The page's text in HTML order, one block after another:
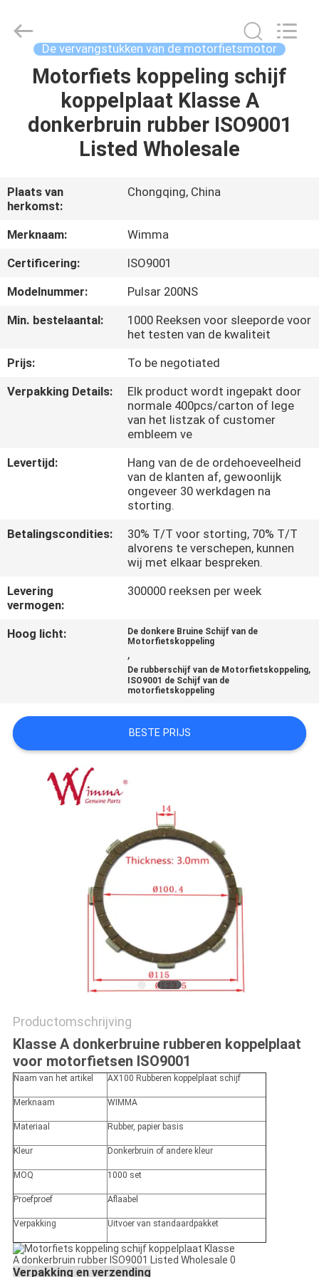
THUIS
PRODUCTEN
OVER
ONS
FABRIEKSTOCHT
KWALITEITSCONTROLE
NIEUWS
OFFERTE
PRIVACYBELEID
Spare
Parts
De vervangstukken van de motorfietsmotor
Motorfiets koppeling schijf
koppelplaat Klasse A
donkerbruin rubber ISO9001
Listed Wholesale
Plaats van
herkomst:
Chongqing, China
Merknaam:
Wimma
Certificering:
ISO9001
Modelnummer:
Pulsar 200NS
Min. bestelaantal:
1000 Reeksen voor sleeporde voor
het testen van de kwaliteit
Prijs:
To be negotiated
Verpakking Details:
Elk product wordt ingepakt door
normale 400pcs/carton of lege
van het listzak of customer
embleem ve
Levertijd:
Hang van de de ordehoeveelheid
van de klanten af, gewoonlijk
ongeveer 30 werkdagen na
storting.
Betalingscondities:
30% T/T voor storting, 70% T/T
alvorens te verschepen, kunnen
wij met elkaar bespreken.
Levering
vermogen:
300000 reeksen per week
Hoog licht:
De donkere Bruine Schijf van de
Motorfietskoppeling
,
De rubberschijf van de Motorfietskoppeling,
ISO9001 de Schijf van de
motorfietskoppeling
BESTE PRIJS
Productomschrijving
Klasse A donkerbruine rubberen koppelplaat
voor motorfietsen ISO9001
Naam van het artikel AX100 Rubberen koppelplaat schijf
Merknaam WIMMA
Materiaal Rubber, papier basis
Kleur Donkerbruin of andere kleur
MOQ 1000 set
Proefproef Aflaabel
Verpakking Uitvoer van standaardpakket
Verpakking en verzending